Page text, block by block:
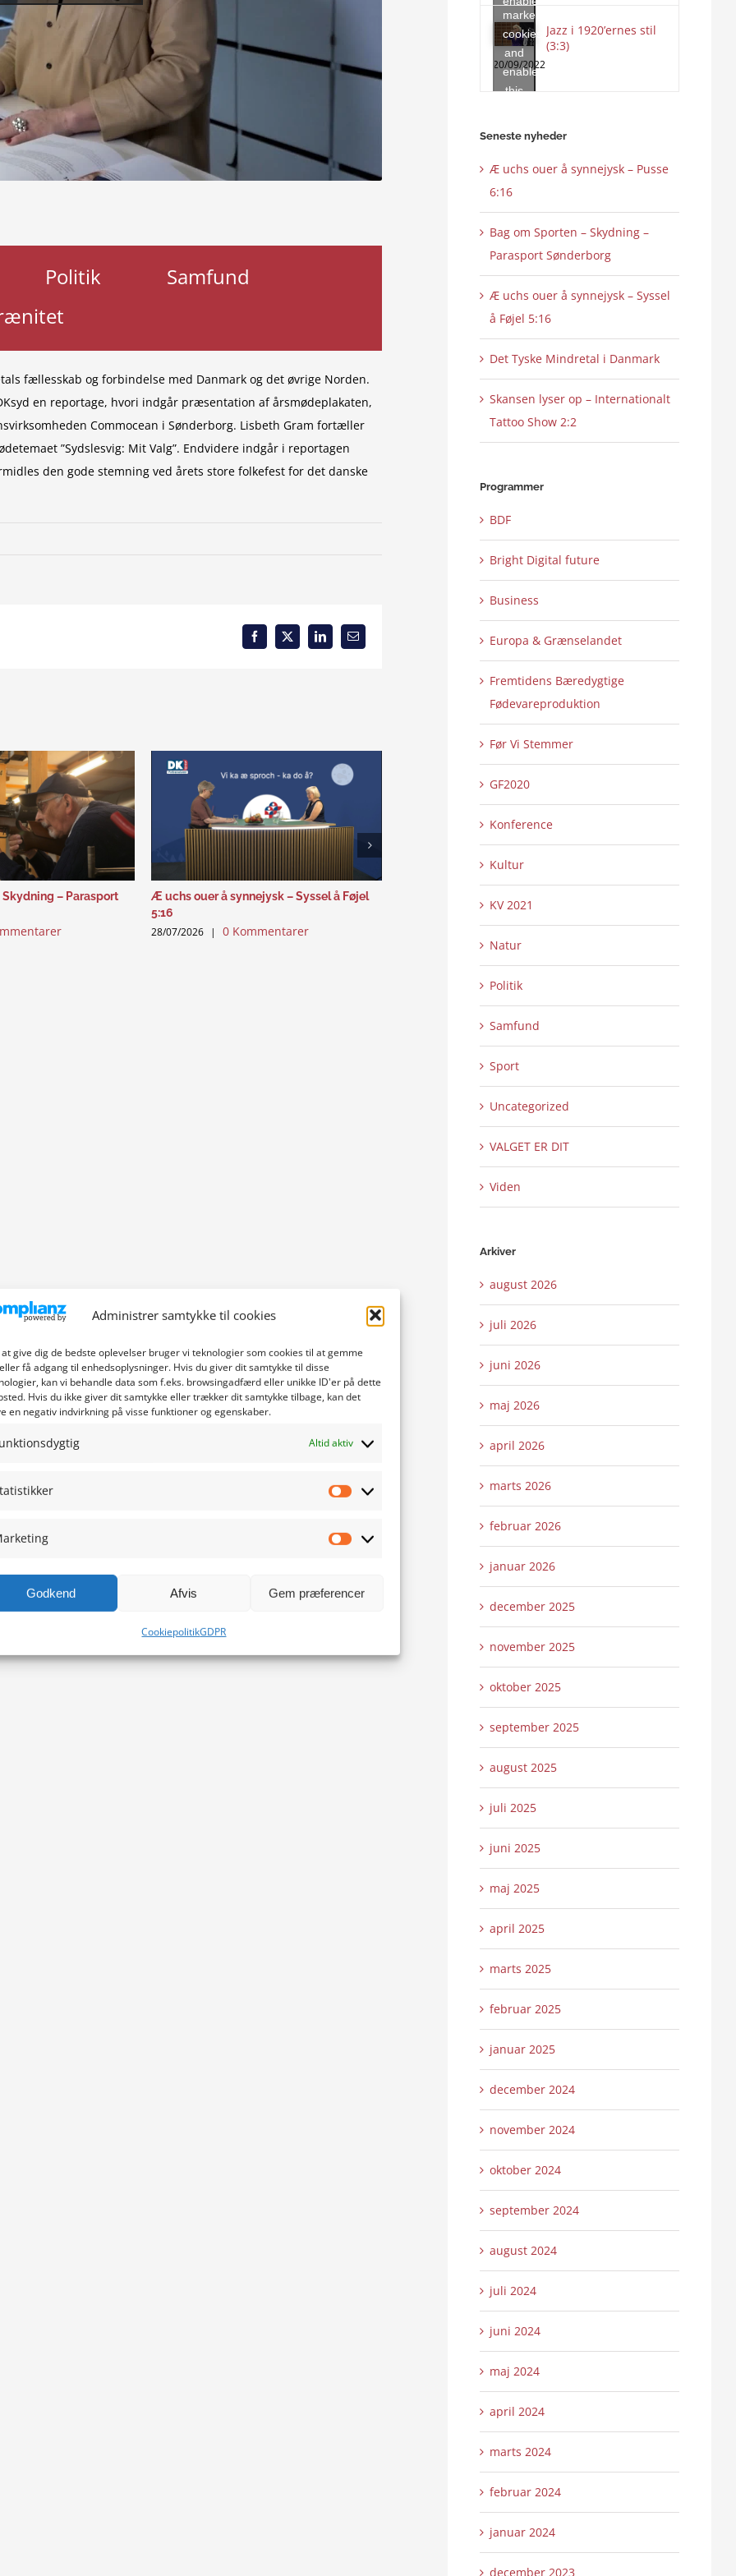
Administrer samtykke til cookies
at give dig de bedste oplevelser bruger vi teknologier som cookies til at gemme
få adgang til enhedsoplysninger. Hvis du giver dit samtykke til disse
kan vi behandle data som f.eks. browsingadfærd eller unikke ID'er på dette
Hvis du ikke giver dit samtykke eller trækker dit samtykke tilbage, kan det
en negativ indvirkning på visse funktioner og egenskaber.
Altid aktiv
Godkend Afvis Gem præferencer
CookiepolitikGDPR
Politik
Samfund
fællesskab og forbindelse med Danmark og det øvrige Norden.
en reportage, hvori indgår præsentation af årsmødeplakaten,
Commocean i Sønderborg. Lisbeth Gram fortæller
”Sydslesvig: Mit Valg”. Endvidere indgår i reportagen
den gode stemning ved årets store folkefest for det danske
Facebook
X LinkedInEmail
– Parasport
Æ uchs ouer å synnejysk – Syssel å Føjel
5:16
28/07/2026 | 0 Kommentarer
this
content
marketing
cookies
and
enable
this
Jazz i 1920’ernes stil
(3:3)
20/09/2022
Seneste nyheder
Æ uchs ouer å synnejysk – Pusse
6:16
Bag om Sporten – Skydning –
Parasport Sønderborg
Æ uchs ouer å synnejysk – Syssel
å Føjel 5:16
Det Tyske Mindretal i Danmark
Skansen lyser op – Internationalt
Tattoo Show 2:2
Programmer
BDF
Bright Digital future
Business
Europa & Grænselandet
Fremtidens Bæredygtige
Fødevareproduktion
Før Vi Stemmer
GF2020
Konference
Kultur
KV 2021
Natur
Politik
Samfund
Sport
Uncategorized
VALGET ER DIT
Viden
Arkiver
august 2026
juli 2026
juni 2026
maj 2026
april 2026
marts 2026
februar 2026
januar 2026
december 2025
november 2025
oktober 2025
september 2025
august 2025
juli 2025
juni 2025
maj 2025
april 2025
marts 2025
februar 2025
januar 2025
december 2024
november 2024
oktober 2024
september 2024
august 2024
juli 2024
juni 2024
maj 2024
april 2024
marts 2024
februar 2024
januar 2024
december 2023